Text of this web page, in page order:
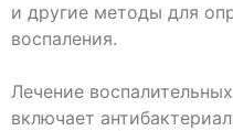
и другие методы для
воспаления.
Лечение
включает